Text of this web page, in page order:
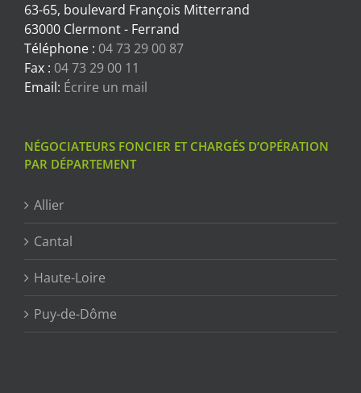
63-65, boulevard François Mitterrand
63000 Clermont - Ferrand
Téléphone : 04 73 29 00 87
Fax : 04 73 29 00 11
Email: Écrire un mail
NÉGOCIATEURS FONCIER ET CHARGÉS D’OPÉRATION
PAR DÉPARTEMENT
Allier
Cantal
Haute-Loire
Puy-de-Dôme